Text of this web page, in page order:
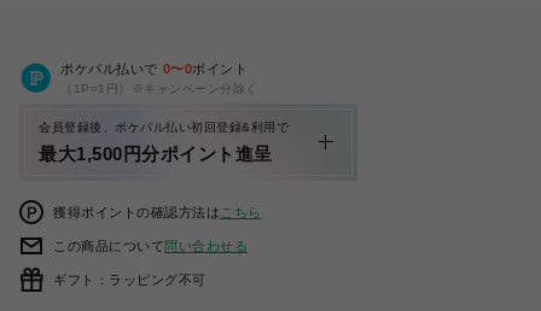
ポケパル払いで 0〜0ポイント
（1P=1円）※キャンペーン分除く
会員登録後、ポケパル払い初回登録&利用で
最大1,500円分ポイント進呈
獲得ポイントの確認方法は こちら
この商品について問い合わせる
ギフト：ラッピング不可